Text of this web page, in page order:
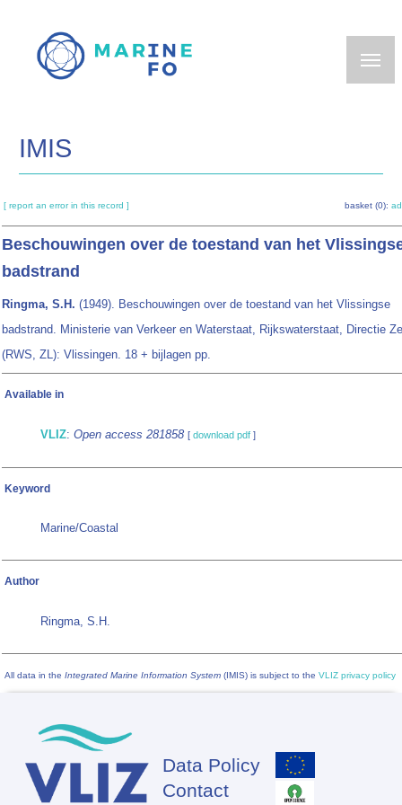
main
IMIS
[ report an error in this record ] basket (0):
Beschouwingen over de toestand van het
badstrand
Ringma, S.H. (1949). Beschouwingen over de toestand van het Vlissingse
badstrand. Ministerie van Verkeer en Waterstaat, Rijkswaterstaat, Directie
(RWS, ZL): Vlissingen. 18 + bijlagen pp.
Available in
VLIZ: Open access 281858 [ download pdf ]
Keyword
Marine/Coastal
Author
Ringma, S.H.
All data in the Integrated Marine Information System (IMIS) is subject to the VLIZ privacy policy
Footer
Data Policy
Contact